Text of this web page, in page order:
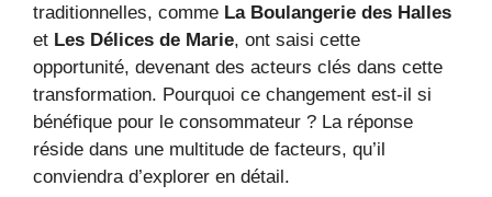
traditionnelles, comme La Boulangerie des Halles
et Les Délices de Marie, ont saisi cette
opportunité, devenant des acteurs clés dans cette
transformation. Pourquoi ce changement est-il si
bénéfique pour le consommateur ? La réponse
réside dans une multitude de facteurs, qu’il
conviendra d’explorer en détail.